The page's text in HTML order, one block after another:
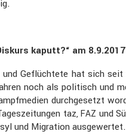
kaputt?“ am 8.9.2017
Geflüch­tete hat sich
noch als politisch und
durch­ge­setzt
taz,FAZ und
und Migra­tion